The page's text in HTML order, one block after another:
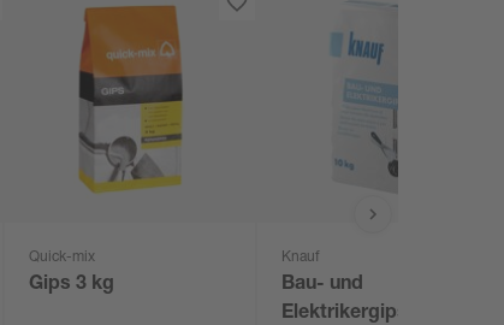
Quick-mix
Gips 3 kg
Knauf
Bau- und
Elektrikergips 10 kg